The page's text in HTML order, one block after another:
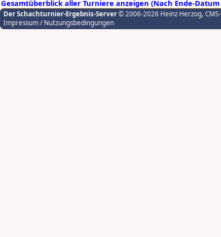
Gesamtüberblick aller Turniere anzeigen (Nach Ende-
Der Schachturnier-Ergebnis-Server© 2006-2026 Heinz Herzog,
Impressum / Nutzungsbedingungen